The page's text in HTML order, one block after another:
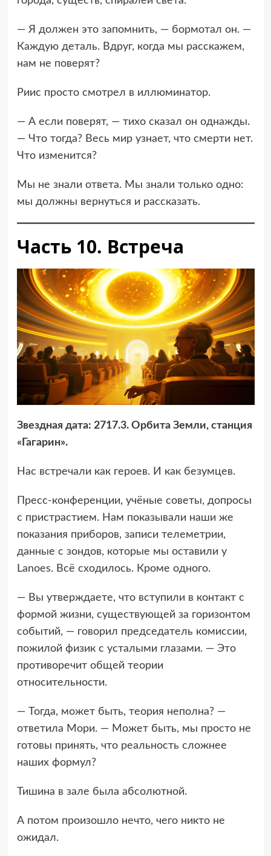
— Я должен это запомнить, — бормотал он. —
Каждую деталь. Вдруг, когда мы расскажем,
нам не поверят?
Риис просто смотрел в иллюминатор.
— А если поверят, — тихо сказал он однажды.
— Что тогда? Весь мир узнает, что смерти нет.
Что изменится?
Мы не знали ответа. Мы знали только одно:
мы должны вернуться и рассказать.
Часть 10. Встреча
Звездная дата: 2717.3. Орбита Земли, станция
«Гагарин».
Нас встречали как героев. И как безумцев.
Пресс-конференции, учёные советы, допросы
с пристрастием. Нам показывали наши же
показания приборов, записи телеметрии,
данные с зондов, которые мы оставили у
Lanoes. Всё сходилось. Кроме одного.
— Вы утверждаете, что вступили в контакт с
формой жизни, существующей за горизонтом
событий, — говорил председатель комиссии,
пожилой физик с усталыми глазами. — Это
противоречит общей теории
относительности.
— Тогда, может быть, теория неполна? —
ответила Мори. — Может быть, мы просто не
готовы принять, что реальность сложнее
наших формул?
Тишина в зале была абсолютной.
А потом произошло нечто, чего никто не
ожидал.